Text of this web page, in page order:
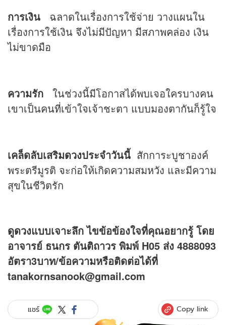
การเงิน
ฉลาดในเรื่องการใช้จ่าย วางแผนใน
เรื่องการใช้เงิน จึงไม่มีปัญหา มีสภาพคล่อง เงิน
ไม่ขาดมือ
ความรัก ในช่วงนี้มีโอกาสได้พบเจอใครบางคน
เขาเป็นคนที่เข้าใจเจ้าชะตา แบบมองตากันก็รู้ใจ
เคล็ดลับเสริมดวงประจำวันนี้ สักการะบูชาองค์
พระตรีมูรติ จะก่อให้เกิดความสมหวัง และมีความ
สุขในชีวิตรัก
ดูดวงแบบเจาะลึก ไขข้อข้องใจที่คุณอยากรู้ โดย
อาจารย์ ธนกร ตันติถาวร พิมพ์ H05 ส่ง 4888093
อัตรา3บาท/ข้อความหรือติดต่อได้ที่
tanakornsanook@gmail.com
แชร์ Copy link